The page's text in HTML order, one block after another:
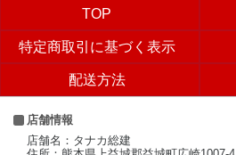
TOP
特定商取引に基づく表示
配送方法
店舗情報
店舗名：タナカ総建